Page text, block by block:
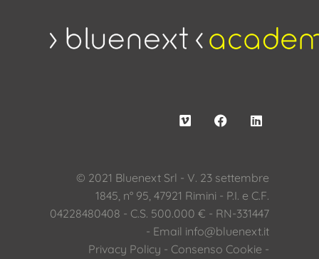
© 2021 Bluenext Srl - V. 23 settembre
1845, n° 95, 47921 Rimini - P.I. e C.F.
04228480408 - C.S. 500.000 € - RN-331447
- Email info@bluenext.it
Privacy Policy - Consenso Cookie -